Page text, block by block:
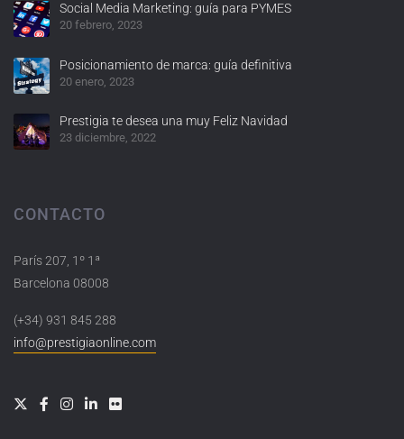
Social Media Marketing: guía para PYMES
20 febrero, 2023
Posicionamiento de marca: guía definitiva
20 enero, 2023
Prestigia te desea una muy Feliz Navidad
23 diciembre, 2022
CONTACTO
París 207, 1º 1ª
Barcelona 08008
(+34) 931 845 288
info@prestigiaonline.com